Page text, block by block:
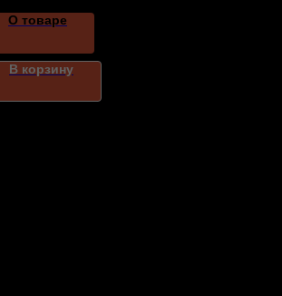
О товаре
В корзину